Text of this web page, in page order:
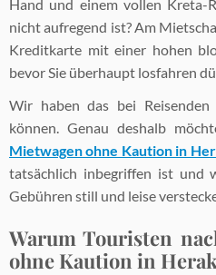
Hand und einem vollen Kreta-
nicht aufregend ist? Am
Kreditkarte mit einer hohen
bevor Sie überhaupt losfahren
Wir haben das bei
können. Genau deshalb
Mietwagen ohne Kaution in
tatsächlich inbegriffen ist und
Gebühren still und leise
Warum Touristen
ohne Kaution in